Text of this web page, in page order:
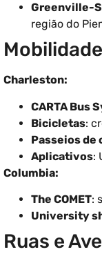
Greenville-
região do
Charleston:
CARTA Bus
Bicicletas:
Passeios de
Aplicativos:
Columbia:
The COMET:
University
Ruas e